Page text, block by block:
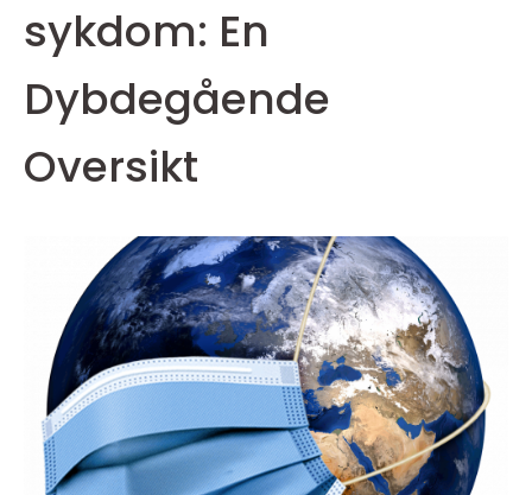
sykdom: En
Dybdegående
Oversikt